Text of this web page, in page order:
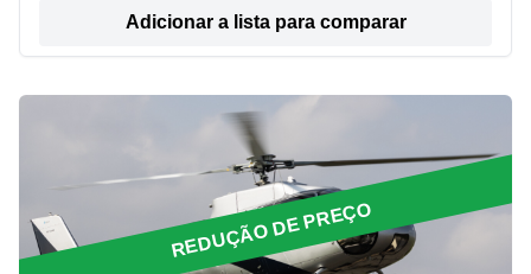
Adicionar a lista para comparar
REDUÇÃO DE PREÇO